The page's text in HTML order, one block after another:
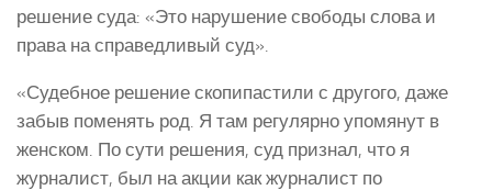
решение суда: «Это нарушение свободы слова и
права на справедливый суд».
«Судебное решение скопипастили с другого, даже
забыв поменять род. Я там регулярно упомянут в
женском. По сути решения, суд признал, что я
журналист, был на акции как журналист по